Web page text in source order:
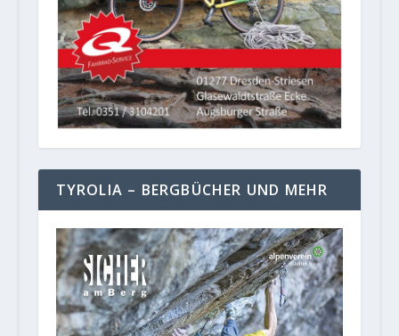
TYROLIA – BERGBÜCHER UND MEHR